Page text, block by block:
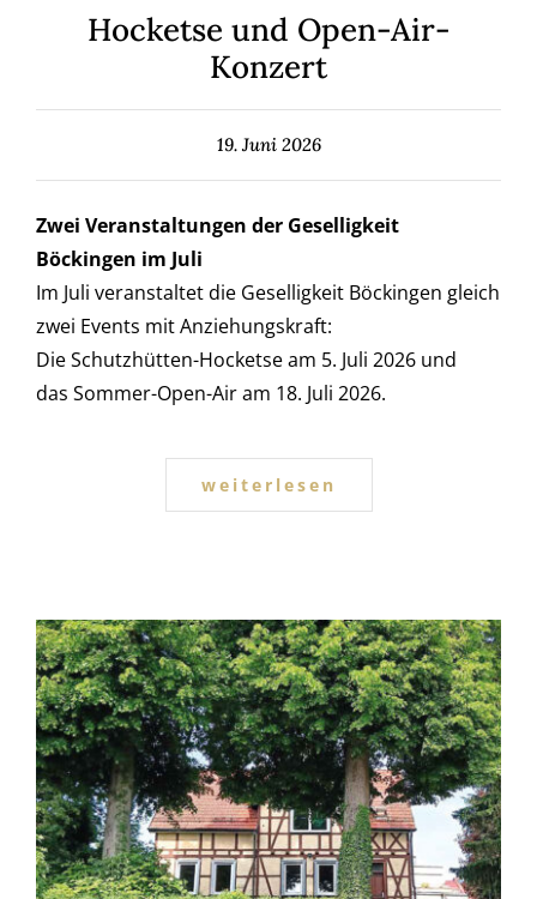
Hocketse und Open-Air-
Konzert
19. Juni 2026
Zwei Veranstaltungen der Geselligkeit
Böckingen im Juli
Im Juli veranstaltet die Geselligkeit Böckingen gleich
zwei Events mit Anziehungskraft:
Die Schutzhütten-Hocketse am 5. Juli 2026 und
das Sommer-Open-Air am 18. Juli 2026.
weiterlesen